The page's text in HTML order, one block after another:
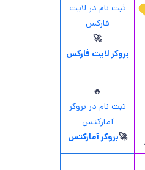
ثبت نام در لایت
فارکس
🚀
بروکر لایت فارکس
🔥
ثبت نام در بروکر
آمارکتس
🚀بروکر آمارکتس